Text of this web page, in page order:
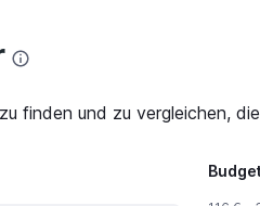
finden und zu vergleichen,